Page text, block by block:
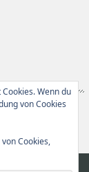
Wenn du
von Cookies
Cookies,